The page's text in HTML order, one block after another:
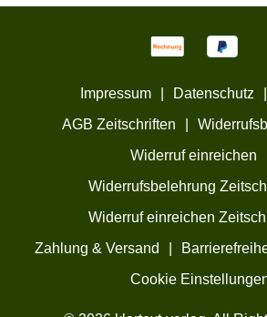
Impressum Datenschutz
AGB Zeitschriften
Widerruf einreichen
Widerrufsbelehrung
Widerruf einreichen
Zahlung & Versand
Cookie